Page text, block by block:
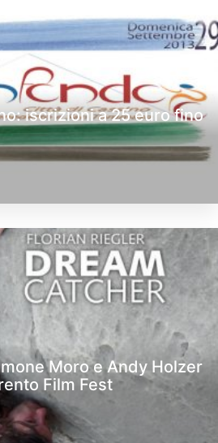
iscrizioni a 25 euro fino
Moro e Andy Holzer
Film Fest